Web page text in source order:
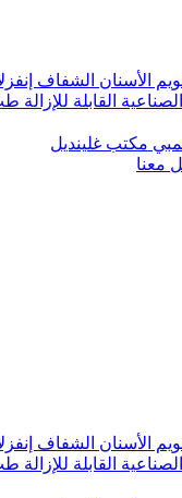
الأسنان الشفاف
القابلة للإزالة
مكتب غلينديل
معنا
الأسنان الشفاف
القابلة للإزالة